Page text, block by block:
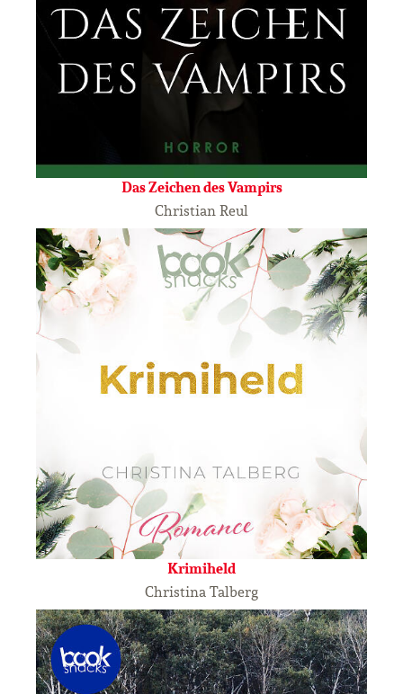
Das Zeichen des Vampirs
Christian Reul
Krimiheld
Christina Talberg